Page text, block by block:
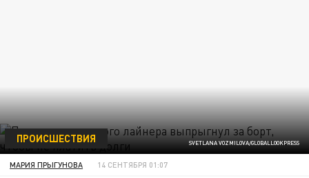
SVETLANA VOZMILOVA/GLOBALLOOKPRESS
ПРОИСШЕСТВИЯ
МАРИЯ ПРЫГУНОВА 14 СЕНТЯБРЯ 01:07